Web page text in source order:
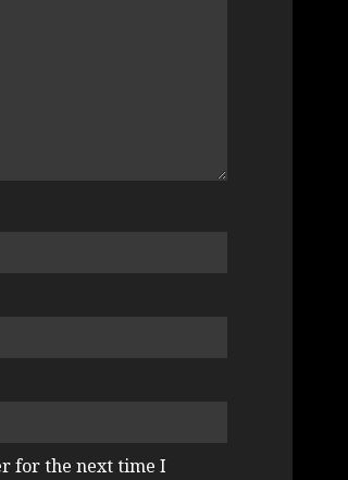
for the next time I